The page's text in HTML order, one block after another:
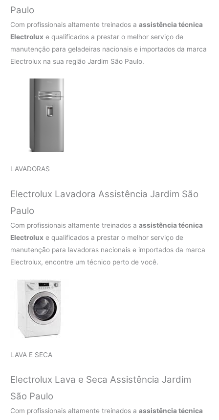
Paulo
Com profissionais altamente treinados aassistência técnica
Electrolux e qualificados a prestar o melhor serviço de
manutenção para geladeiras nacionais e importados da marca
Electrolux na sua região Jardim São Paulo.
LAVADORAS
Electrolux Lavadora Assistência Jardim São
Paulo
Com profissionais altamente treinados aassistência técnica
Electrolux e qualificados a prestar o melhor serviço de
manutenção para lavadoras nacionais e importados da marca
Electrolux, encontre um técnico perto de você.
LAVA E SECA
Electrolux Lava e Seca Assistência Jardim
São Paulo
Com profissionais altamente treinados aassistência técnica